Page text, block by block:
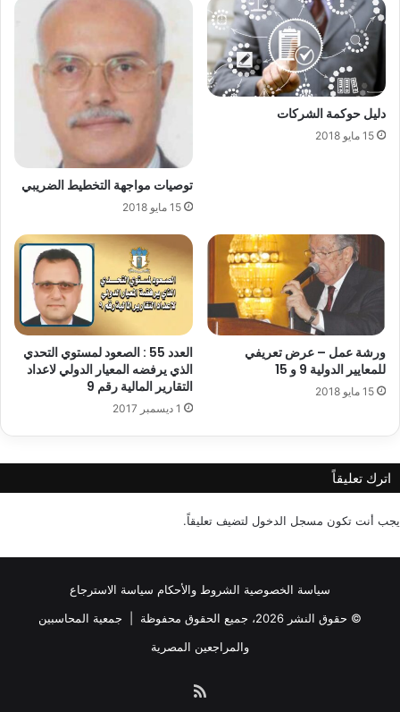
دليل حوكمة الشركات
15 مايو 2018
توصيات مواجهة التخطيط الضريبي
15 مايو 2018
ورشة عمل – عرض تعريفي
للمعايير الدولية 9 و 15
15 مايو 2018
العدد 55 : الصعود لمستوي التحدي
الذي يرفضه المعيار الدولي لاعداد
التقارير المالية رقم 9
1 ديسمبر 2017
اترك تعليقاً
يجب أنت تكون مسجل الدخول لتضيف تعليقاً.
سياسة الخصوصية الشروط والأحكام سياسة الاسترجاع
© حقوق النشر 2026، جميع الحقوق محفوظة |
جمعية المحاسبين
والمراجعين المصرية